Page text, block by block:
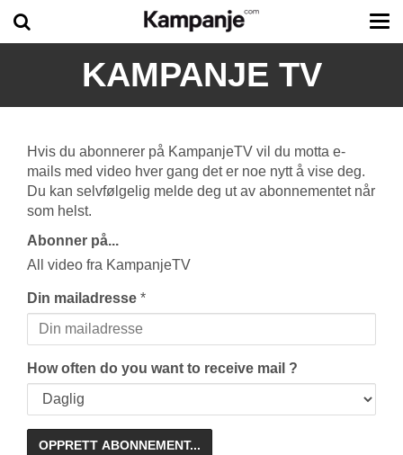
KAMPANJE TV
Hvis du abonnerer på KampanjeTV vil du motta e-
mails med video hver gang det er noe nytt å vise deg.
Du kan selvfølgelig melde deg ut av abonnementet når
som helst.
Abonner på...
All video fra KampanjeTV
Din mailadresse *
How often do you want to receive mail ?